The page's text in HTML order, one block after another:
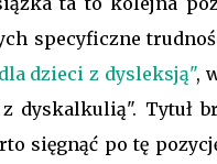
specyficzne
dzieci z dysleksją",
dyskalkulią". Tytuł
sięgnąć po tę